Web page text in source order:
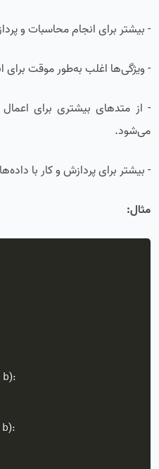
- بیشتر برای انجام محاسبات و
- ویژگی‌ها اغلب به‌طور موقت برای
- از متدهای بیشتری برای
می‌شود.
- بیشتر برای پردازش و کار با
مثال:
b):
b):